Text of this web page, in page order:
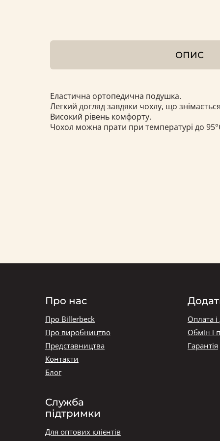
ОПИС
Еластична ортопедична подушка.
Легкий догляд завдяки чохлу, що
Високий рівень комфорту.
Чохол можна прати при температурі до
Про нас
Про Billerbeck
Про виробництво
Представництва
Контакти
Блог
Служба
підтримки
Для оптових клієнтів
Оплата і
Обмін і
Гарантія